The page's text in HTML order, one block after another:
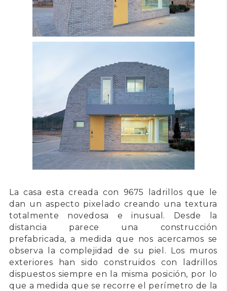
La casa esta creada con 9675 ladrillos que le
dan un aspecto pixelado creando una textura
totalmente novedosa e inusual. Desde la
distancia parece una construcción
prefabricada, a medida que nos acercamos se
observa la complejidad de su piel. Los muros
exteriores han sido construidos con ladrillos
dispuestos siempre en la misma posición, por lo
que a medida que se recorre el perímetro de la